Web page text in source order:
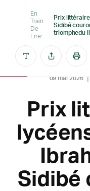
En
Train
De
Lire:
Prix
Sidibé
triomphedu
09 mai 2026
Prix
Sidibé